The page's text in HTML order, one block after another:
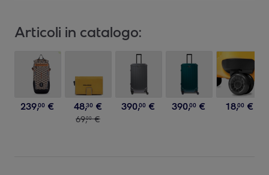
Articoli in catalogo:
239,00 € 48,30 €
69,00 €
390,00 € 390,00 € 18,00 €